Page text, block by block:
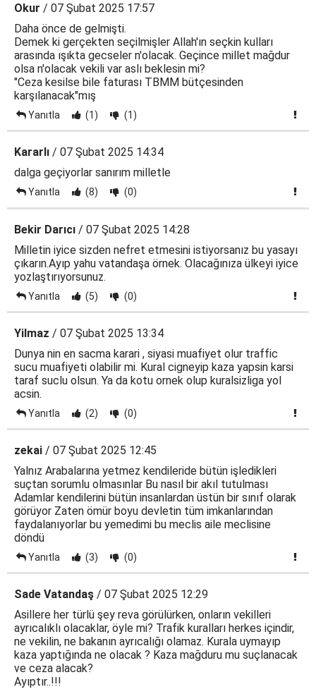
Okur / 07 Şubat 2025 17:57
Daha önce de gelmişti.
Demek ki gerçekten seçilmişler Allah'ın seçkin kulları
arasında ışıkta gecseler n'olacak. Geçince millet mağdur
olsa n'olacak vekili var aslı beklesin mi?
"Ceza kesilse bile faturası TBMM bütçesinden
karşılanacak"mış
Yanıtla (1) (1)
Kararlı / 07 Şubat 2025 14:34
dalga geçiyorlar sanırım milletle
Yanıtla (8) (0)
Bekir Darıcı / 07 Şubat 2025 14:28
Milletin iyice sizden nefret etmesini istiyorsanız bu yasayı
çıkarın.Ayıp yahu vatandaşa örnek. Olacağınıza ülkeyi iyice
yozlaştırıyorsunuz.
Yanıtla (5) (0)
Yilmaz / 07 Şubat 2025 13:34
Dunya nin en sacma karari , siyasi muafiyet olur traffic
sucu muafiyeti olabilir mi. Kural cigneyip kaza yapsin karsi
taraf suclu olsun. Ya da kotu ornek olup kuralsizliga yol
acsin.
Yanıtla (2) (0)
zekai / 07 Şubat 2025 12:45
Yalnız Arabalarına yetmez kendileride bütün işledikleri
suçtan sorumlu olmasınlar Bu nasıl bir akıl tutulması
Adamlar kendilerini bütün insanlardan üstün bir sınıf olarak
görüyor Zaten ömür boyu devletin tüm imkanlarından
faydalanıyorlar bu yemedimi bu meclis aile meclisine
döndü
Yanıtla (3) (0)
Sade Vatandaş / 07 Şubat 2025 12:29
Asillere her türlü şey reva görülürken, onların vekilleri
ayrıcalıklı olacaklar, öyle mi? Trafik kuralları herkes içindir,
ne vekilin, ne bakanın ayrıcalığı olamaz. Kurala uymayıp
kaza yaptığında ne olacak ? Kaza mağduru mu suçlanacak
ve ceza alacak?
Ayıptır..!!!